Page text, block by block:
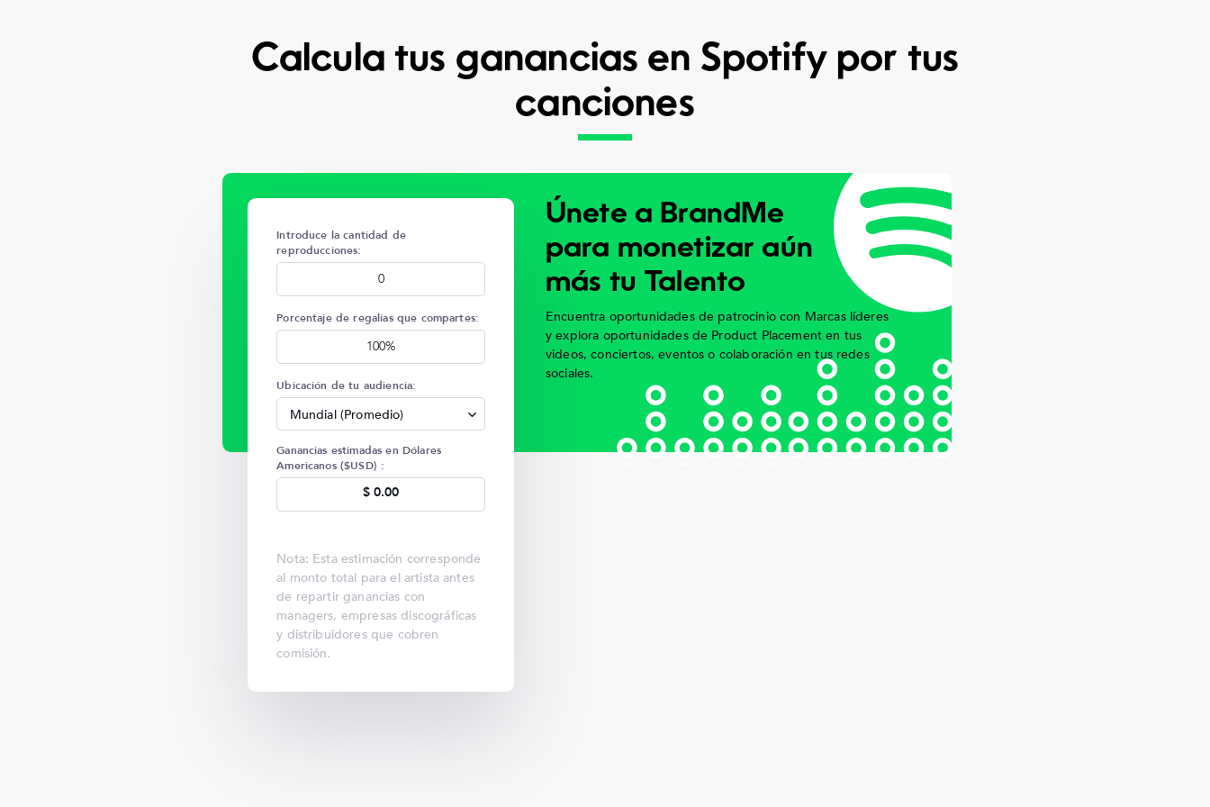
Calcula tus ganancias en Spotify por tus
canciones
Introduce la cantidad de
reproducciones:
Porcentaje de regalías que compartes:
Ubicación de tu audiencia:
Mundial (Promedio)
Ganancias estimadas en Dólares
Americanos ($USD) :
$ 0.00
Nota: Esta estimación corresponde
al monto total para el artista antes
de repartir ganancias con
managers, empresas discográficas
y distribuidores que cobren
comisión.
Únete a BrandMe
para monetizar aún
más tu Talento
Encuentra oportunidades de patrocinio con Marcas líderes
y explora oportunidades de Product Placement en tus
videos, conciertos, eventos o colaboración en tus redes
sociales.